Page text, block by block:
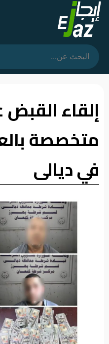
الرئيسية
المشهد
فرشة
الأسواق
وموقف
الفيديوهات
إلقاء
متخصصة
في ديالى